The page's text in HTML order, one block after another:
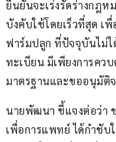
ยืนยันจะเร่งรัดร่างกฎห
บังคับใช้โดยเร็วที่สุด เ
ฟาร์มปลูก ที่ปัจจุบันไม่ไ
ทะเบียน มีเพียงการคว
มาตรฐานและขออนุมัติ
นายพัฒนา ชี้แจงต่อว่า
เพื่อการแพทย์ ได้กำชับ